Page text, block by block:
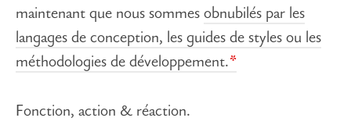
maintenant que nous sommes obnubilés par les
langages de conception, les guides de styles ou les
méthodologies de développement.
Fonction, action & réaction.